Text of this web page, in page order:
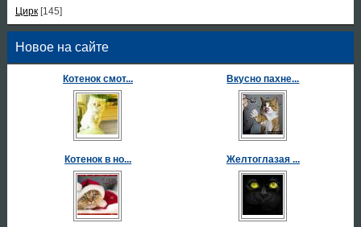
Цирк [145]
Новое на сайте
Котенок смот... Вкусно пахне...
Котенок в но... Желтоглазая ...